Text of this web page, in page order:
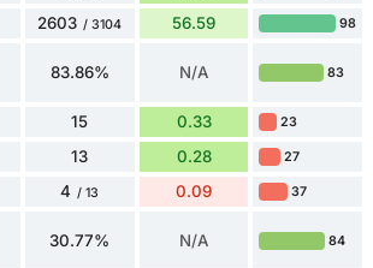
2603 / 3104 56.59 98
83.86% N/A 83
15 0.33 23
13 0.28 27
4 / 13 0.09 37
30.77% N/A 84